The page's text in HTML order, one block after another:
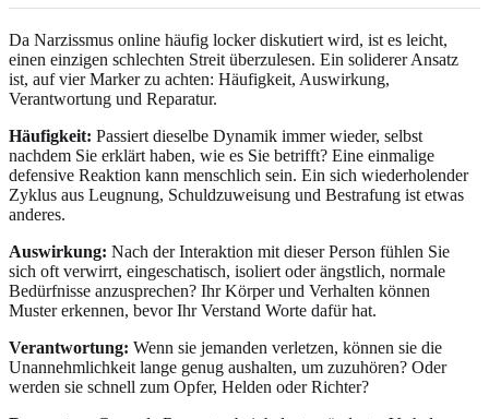
Da Narzissmus online häufig locker diskutiert wird, ist es leicht,
einen einzigen schlechten Streit überzulesen. Ein soliderer Ansatz
ist, auf vier Marker zu achten: Häufigkeit, Auswirkung,
Verantwortung und Reparatur.
Häufigkeit: Passiert dieselbe Dynamik immer wieder, selbst
nachdem Sie erklärt haben, wie es Sie betrifft? Eine einmalige
defensive Reaktion kann menschlich sein. Ein sich wiederholender
Zyklus aus Leugnung, Schuldzuweisung und Bestrafung ist etwas
anderes.
Auswirkung: Nach der Interaktion mit dieser Person fühlen Sie
sich oft verwirrt, eingeschatisch, isoliert oder ängstlich, normale
Bedürfnisse anzusprechen? Ihr Körper und Verhalten können
Muster erkennen, bevor Ihr Verstand Worte dafür hat.
Verantwortung: Wenn sie jemanden verletzen, können sie die
Unannehmlichkeit lange genug aushalten, um zuzuhören? Oder
werden sie schnell zum Opfer, Helden oder Richter?